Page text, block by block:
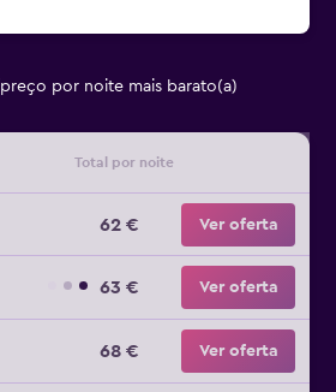
preço por noite mais barato(a)
Total por noite
62 € Ver oferta
63 € Ver oferta
68 € Ver oferta